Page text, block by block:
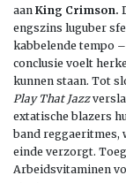
aan King Crimson.
engszins luguber
kabbelende tempo
conclusie voelt
kunnen staan. Tot
Play That Jazz
extatische blazers
band reggaeritmes,
einde verzorgt.
Arbeidsvitaminen